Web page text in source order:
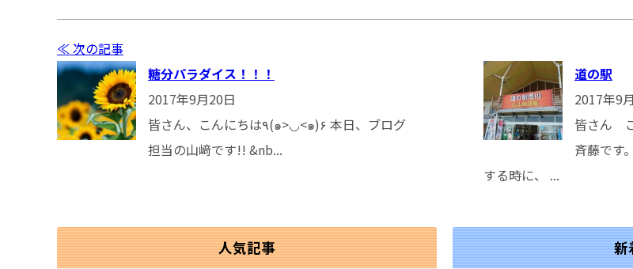
≪ 次の記事
糖分パラダイス！！！
2017年9月20日
皆さん、こんにちは٩(๑>◡<๑)۶ 本日、ブログ
担当の山﨑です!! &nb...
道の駅
2017年9
皆さん
斉藤です
する時に、 ...
人気記事 新